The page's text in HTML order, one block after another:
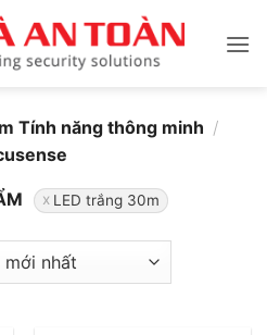
Tính năng thông minh /
LED trắng 30m